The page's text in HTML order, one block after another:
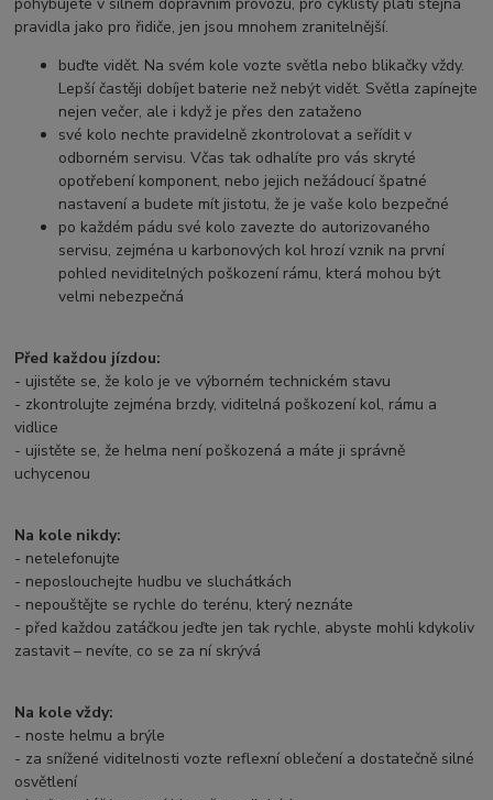
pravidla jako pro řidiče, jen jsou mnohem zranitelnější.
buďte vidět. Na svém kole vozte světla nebo blikačky vždy.
Lepší častěji dobíjet baterie než nebýt vidět. Světla zapínejte
nejen večer, ale i když je přes den zataženo
své kolo nechte pravidelně zkontrolovat a seřídit v
odborném servisu. Včas tak odhalíte pro vás skryté
opotřebení komponent, nebo jejich nežádoucí špatné
nastavení a budete mít jistotu, že je vaše kolo bezpečné
po každém pádu své kolo zavezte do autorizovaného
servisu, zejména u karbonových kol hrozí vznik na první
pohled neviditelných poškození rámu, která mohou být
velmi nebezpečná
Před každou jízdou:
- ujistěte se, že kolo je ve výborném technickém stavu
- zkontrolujte zejména brzdy, viditelná poškození kol, rámu a
vidlice
- ujistěte se, že helma není poškozená a máte ji správně
uchycenou
Na kole nikdy:
- netelefonujte
- neposlouchejte hudbu ve sluchátkách
- nepouštějte se rychle do terénu, který neznáte
- před každou zatáčkou jeďte jen tak rychle, abyste mohli kdykoliv
zastavit – nevíte, co se za ní skrývá
Na kole vždy:
- noste helmu a brýle
- za snížené viditelnosti vozte reflexní oblečení a dostatečně silné
osvětlení